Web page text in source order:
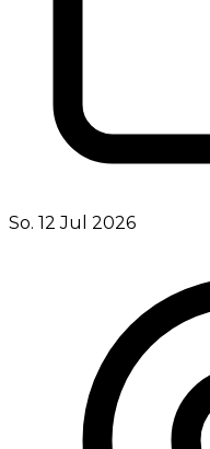
So. 12 Jul 2026